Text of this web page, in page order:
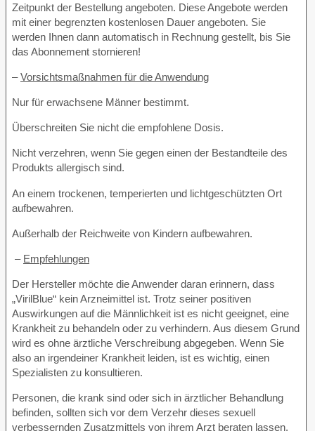
Zeitpunkt der Bestellung angeboten. Diese Angebote werden
mit einer begrenzten kostenlosen Dauer angeboten. Sie
werden Ihnen dann automatisch in Rechnung gestellt, bis Sie
das Abonnement stornieren!
–Vorsichtsmaßnahmen für die Anwendung
Nur für erwachsene Männer bestimmt.
Überschreiten Sie nicht die empfohlene Dosis.
Nicht verzehren, wenn Sie gegen einen der Bestandteile des
Produkts allergisch sind.
An einem trockenen, temperierten und lichtgeschützten Ort
aufbewahren.
Außerhalb der Reichweite von Kindern aufbewahren.
– Empfehlungen
Der Hersteller möchte die Anwender daran erinnern, dass
„VirilBlue“ kein Arzneimittel ist. Trotz seiner positiven
Auswirkungen auf die Männlichkeit ist es nicht geeignet, eine
Krankheit zu behandeln oder zu verhindern. Aus diesem Grund
wird es ohne ärztliche Verschreibung abgegeben. Wenn Sie
also an irgendeiner Krankheit leiden, ist es wichtig, einen
Spezialisten zu konsultieren.
Personen, die krank sind oder sich in ärztlicher Behandlung
befinden, sollten sich vor dem Verzehr dieses sexuell
verbessernden Zusatzmittels von ihrem Arzt beraten lassen.